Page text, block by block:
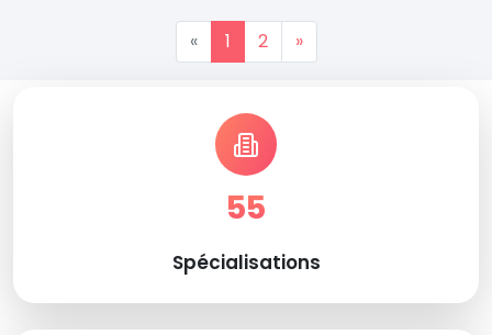
« 1 2 »
55
Spécialisations